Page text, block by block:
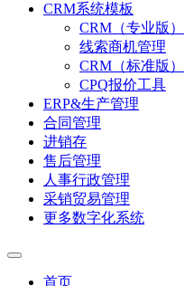
CRM系统模板
CRM（专业版）
线索商机管理
CRM（标准版）
CPQ报价工具
ERP&生产管理
合同管理
进销存
售后管理
人事行政管理
采销贸易管理
更多数字化系统
首页